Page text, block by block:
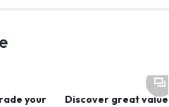
your
Discover great